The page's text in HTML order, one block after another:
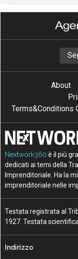
About
Terms&Conditions
Nextwork360 è il più
dedicati ai temi della
Imprenditoriale. Ha la
imprenditoriale nelle
Testata registrata al
1927. Testata
Indirizzo